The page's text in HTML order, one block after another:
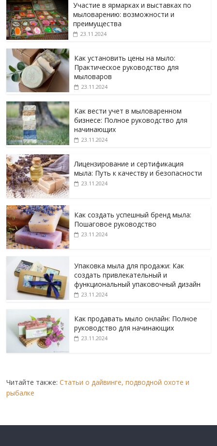
Участие в ярмарках и выставках по
мыловарению: возможности и
преимущества
23.11.2024
Как установить цены на мыло:
Практическое руководство для
мыловаров
23.11.2024
Как вести учет в мыловаренном
бизнесе: Полное руководство для
начинающих
23.11.2024
Лицензирование и сертификация
мыла: Путь к качеству и безопасности
23.11.2024
Как создать успешный бренд мыла:
Пошаговое руководство
23.11.2024
Упаковка мыла для продажи: Как
создать привлекательный и
функциональный упаковочный дизайн
23.11.2024
Как продавать мыло онлайн: Полное
руководство для начинающих
23.11.2024
Читайте также:Статьи о дайвинге, подводной охоте и
рыбалке